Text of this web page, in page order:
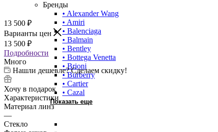
Бренды
• Alexander Wang
• Amiri
• Balenciaga
• Balmain
• Bentley
• Bottega Venetta
• Brioni
• Burberry
• Cartier
• Cazal
Показать еще
13 500 ₽
Варианты цен
13 500 ₽
Подробности
Много
Нашли дешевле? Сделаем скидку!
Хочу в подарок
Характеристики
Материал линз
—
Стекло